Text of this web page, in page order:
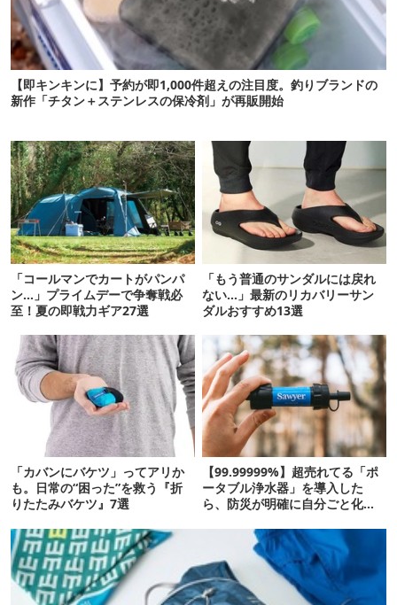
【即キンキンに】予約が即1,000件超えの注目度。釣りブランドの
新作「チタン＋ステンレスの保冷剤」が再販開始
「コールマンでカートがパンパ
ン…」プライムデーで争奪戦必
至！夏の即戦力ギア27選
「もう普通のサンダルには戻れ
ない…」最新のリカバリーサン
ダルおすすめ13選
「カバンにバケツ」ってアリか
も。日常の“困った”を救う『折
りたたみバケツ』7選
【99.99999%】超売れてる「ポ
ータブル浄水器」を導入した
ら、防災が明確に自分ごと化し